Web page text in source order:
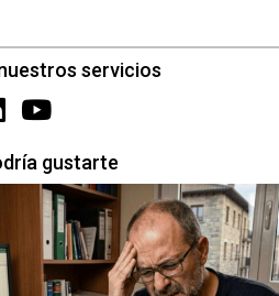
servicios
gustarte